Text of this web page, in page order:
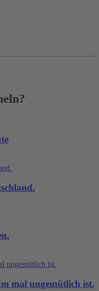
mal ungemütlich ist.